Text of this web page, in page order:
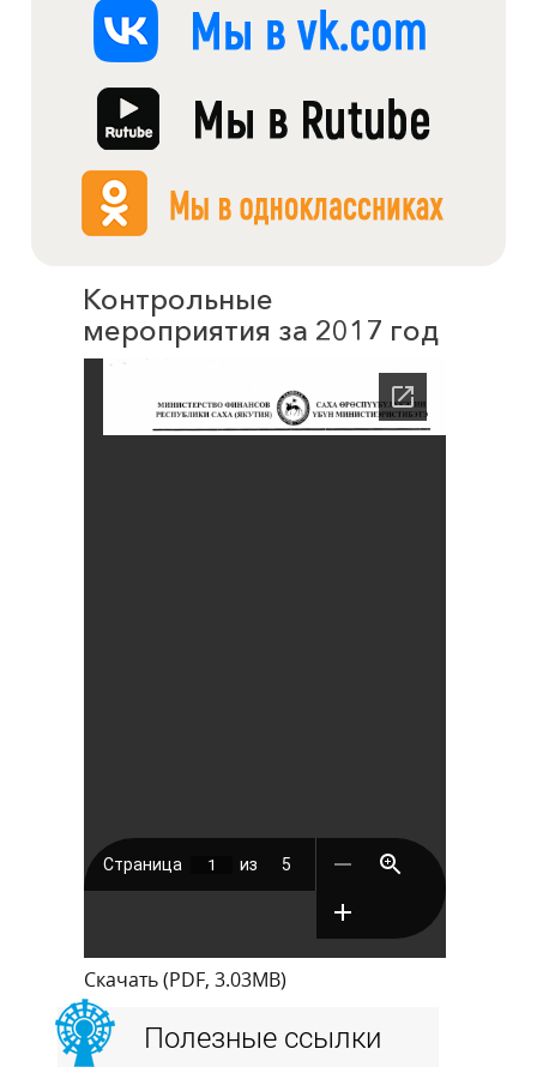
Контрольные
мероприятия за 2017 год
Скачать (PDF, 3.03MB)
Полезные ссылки